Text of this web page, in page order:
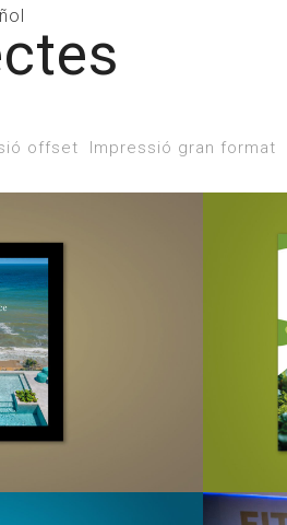
offset Impressió gran format